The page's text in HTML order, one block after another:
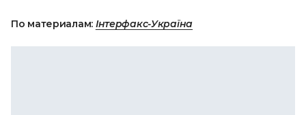
По материалам: Інтерфакс-Україна